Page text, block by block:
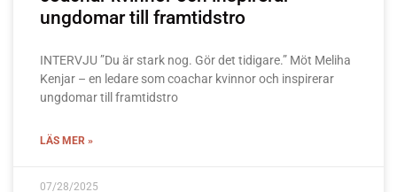
ungdomar till framtidstro
INTERVJU ”Du är stark nog. Gör det tidigare.” Möt Meliha
Kenjar – en ledare som coachar kvinnor och inspirerar
ungdomar till framtidstro
LÄS MER »
07/28/2025